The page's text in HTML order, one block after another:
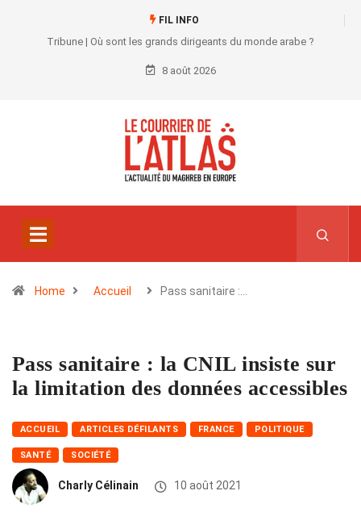
FIL INFO
Tribune | Où sont les grands dirigeants du monde arabe ?
8 août 2026
Home Accueil Pass sanitaire :…
Pass sanitaire : la CNIL insiste sur
la limitation des données accessibles
ACCUEIL ARTICLES DÉFILANTS FRANCE POLITIQUE
SANTÉ SOCIÉTÉ
Charly Célinain 10 août 2021